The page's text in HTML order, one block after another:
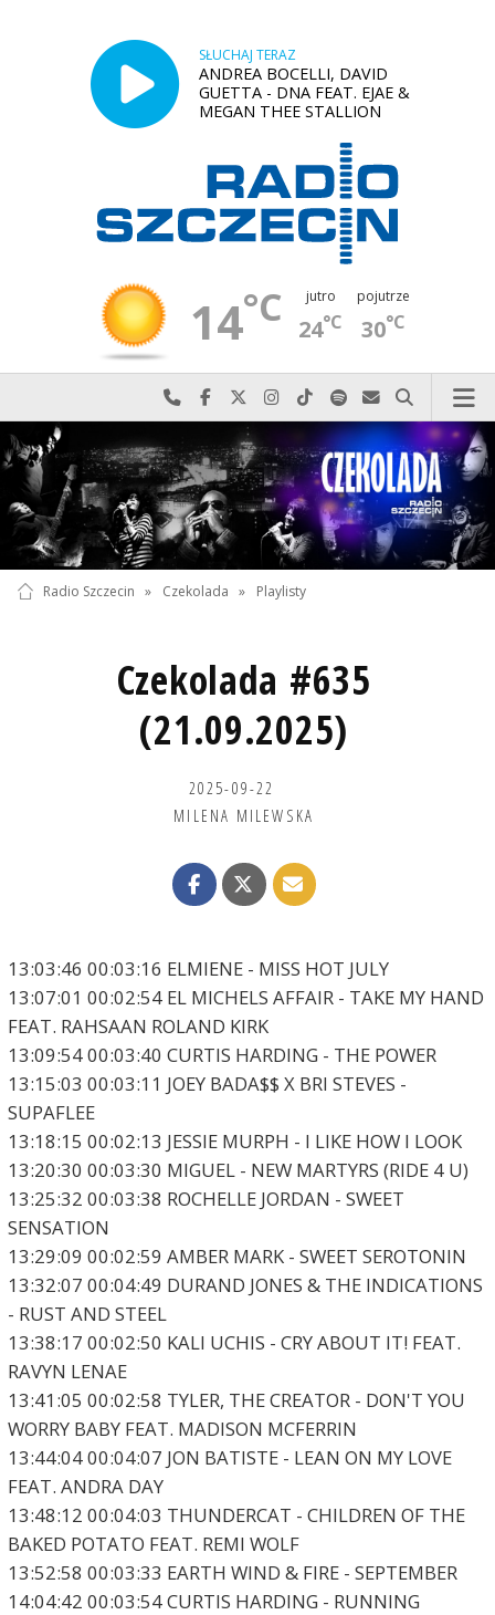
SŁUCHAJ TERAZ
ANDREA BOCELLI, DAVID
GUETTA - DNA FEAT. EJAE &
MEGAN THEE STALLION
14°C jutro
24°C
pojutrze
30°C
Najlepiej po prostu do nas zadzwoń
Odwiedź nas na Facebook-u
Odwiedź nas na X
Odwiedź nas na Instagram-ie
Odwiedź nas na TikTok-u
Szukaj nas na Spotify
Wyślij do nas
Szukaj
Radio Szczecin » Czekolada » Playlisty
Czekolada #635
(21.09.2025)
2025-09-22
MILENA MILEWSKA
13:03:46 00:03:16 ELMIENE - MISS HOT JULY
13:07:01 00:02:54 EL MICHELS AFFAIR - TAKE MY HAND
FEAT. RAHSAAN ROLAND KIRK
13:09:54 00:03:40 CURTIS HARDING - THE POWER
13:15:03 00:03:11 JOEY BADA$$ X BRI STEVES -
SUPAFLEE
13:18:15 00:02:13 JESSIE MURPH - I LIKE HOW I LOOK
13:20:30 00:03:30 MIGUEL - NEW MARTYRS (RIDE 4 U)
13:25:32 00:03:38 ROCHELLE JORDAN - SWEET
SENSATION
13:29:09 00:02:59 AMBER MARK - SWEET SEROTONIN
13:32:07 00:04:49 DURAND JONES & THE INDICATIONS
- RUST AND STEEL
13:38:17 00:02:50 KALI UCHIS - CRY ABOUT IT! FEAT.
RAVYN LENAE
13:41:05 00:02:58 TYLER, THE CREATOR - DON'T YOU
WORRY BABY FEAT. MADISON MCFERRIN
13:44:04 00:04:07 JON BATISTE - LEAN ON MY LOVE
FEAT. ANDRA DAY
13:48:12 00:04:03 THUNDERCAT - CHILDREN OF THE
BAKED POTATO FEAT. REMI WOLF
13:52:58 00:03:33 EARTH WIND & FIRE - SEPTEMBER
14:04:42 00:03:54 CURTIS HARDING - RUNNING